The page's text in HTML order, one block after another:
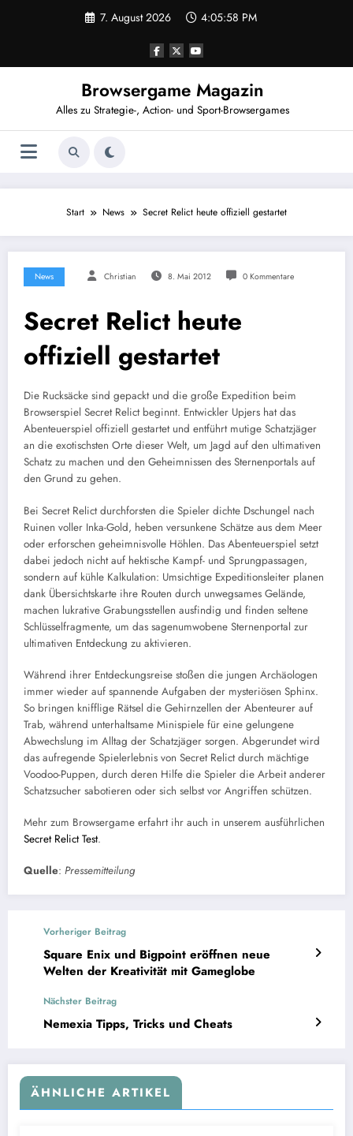
7. August 2026 4:05:59 PM
Browsergame Magazin
Alles zu Strategie-, Action- und Sport-Browsergames
Start News Secret Relict heute offiziell gestartet
News Christian 8. Mai 2012 0 Kommentare
Secret Relict heute
offiziell gestartet
Die Rucksäcke sind gepackt und die große Expedition beim
Browserspiel Secret Relict beginnt. Entwickler Upjers hat das
Abenteuerspiel offiziell gestartet und entführt mutige Schatzjäger
an die exotischsten Orte dieser Welt, um Jagd auf den ultimativen
Schatz zu machen und den Geheimnissen des Sternenportals auf
den Grund zu gehen.
Bei Secret Relict durchforsten die Spieler dichte Dschungel nach
Ruinen voller Inka-Gold, heben versunkene Schätze aus dem Meer
oder erforschen geheimnisvolle Höhlen. Das Abenteuerspiel setzt
dabei jedoch nicht auf hektische Kampf- und Sprungpassagen,
sondern auf kühle Kalkulation: Umsichtige Expeditionsleiter planen
dank Übersichtskarte ihre Routen durch unwegsames Gelände,
machen lukrative Grabungsstellen ausfindig und finden seltene
Schlüsselfragmente, um das sagenumwobene Sternenportal zur
ultimativen Entdeckung zu aktivieren.
Während ihrer Entdeckungsreise stoßen die jungen Archäologen
immer wieder auf spannende Aufgaben der mysteriösen Sphinx.
So bringen knifflige Rätsel die Gehirnzellen der Abenteurer auf
Trab, während unterhaltsame Minispiele für eine gelungene
Abwechslung im Alltag der Schatzjäger sorgen. Abgerundet wird
das aufregende Spielerlebnis von Secret Relict durch mächtige
Voodoo-Puppen, durch deren Hilfe die Spieler die Arbeit anderer
Schatzsucher sabotieren oder sich selbst vor Angriffen schützen.
Mehr zum Browsergame erfahrt ihr auch in unserem ausführlichen
Secret Relict Test.
Quelle: Pressemitteilung
Vorheriger Beitrag
Square Enix und Bigpoint eröffnen neue
Welten der Kreativität mit Gameglobe
Nächster Beitrag
Nemexia Tipps, Tricks und Cheats
ÄHNLICHE ARTIKEL